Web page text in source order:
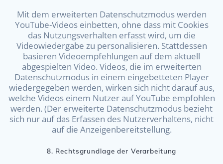
Mit dem erweiterten Datenschutzmodus werden
YouTube-Videos einbetten, ohne dass mit Cookies
das Nutzungsverhalten erfasst wird, um die
Videowiedergabe zu personalisieren. Stattdessen
basieren Videoempfehlungen auf dem aktuell
abgespielten Video. Videos, die im erweiterten
Datenschutzmodus in einem eingebetteten Player
wiedergegeben werden, wirken sich nicht darauf aus,
welche Videos einem Nutzer auf YouTube empfohlen
werden. (Der erweiterte Datenschutzmodus bezieht
sich nur auf das Erfassen des Nutzerverhaltens, nicht
auf die Anzeigenbereitstellung.
8. Rechtsgrundlage der Verarbeitung